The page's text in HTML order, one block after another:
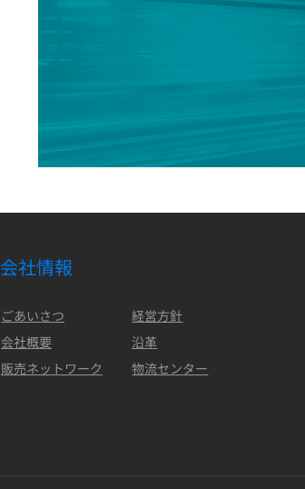
会社情報
ごあいさつ
経営方針
会社概要
沿革
販売ネットワーク
物流センター